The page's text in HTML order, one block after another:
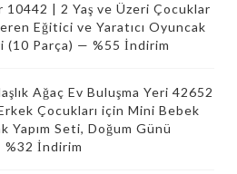
| 2 Yaş ve Üzeri Çocuklar
Eğitici ve Yaratıcı Oyuncak
(10 Parça) — %55 İndirim
Ağaç Ev Buluşma Yeri 42652
Çocukları için Mini Bebek
Yapım Seti, Doğum Günü
%32 İndirim